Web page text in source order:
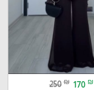
250 ₪ 170 ₪